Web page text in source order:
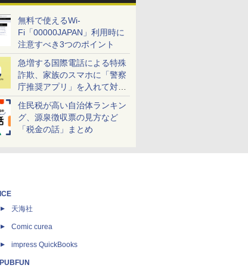
無料で使えるWi-
Fi「00000JAPAN」利用時に
注意すべき3つのポイント
急増する国際電話による特殊
詐欺、家族のスマホに「警察
庁推奨アプリ」を入れて対策
しよう！
住民税が高い自治体ランキン
グ、源泉徴収票の見方など
「税金の話」まとめ
ICE
天海社
Comic curea
impress QuickBooks
PUBFUN